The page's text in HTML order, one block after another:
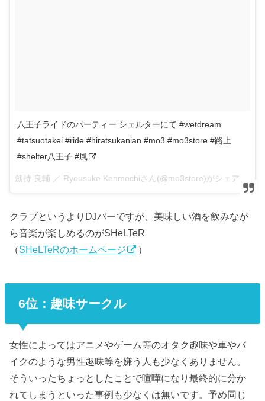
八王子ライドのパーティー シェルターにて #wetdream
#tatsuotakei #ride #hiratsukanian #mo3 #mo3store #路上
#shelter八王子 #風
クラブというよりDJバーですが、美味しい酒を飲みなが
ら音楽が楽しめるのがSHeLTeR
（SHeLTeRのホームページ ）
6位：趣味サークル
女性によってはアニメやゲーム等のオタク趣味や車やバ
イクのような男性趣味等を嫌う人も少なくありません。
そういったちょっとしたことで喧嘩になり最終的に分か
れてしまうといった事例も少なくは無いです。予め同じ